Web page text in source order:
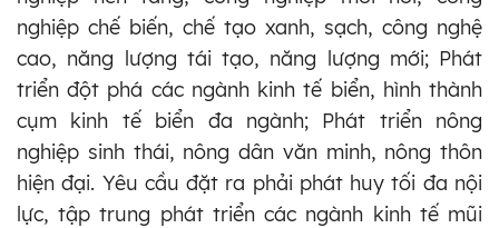
nghiệp chế biến, chế tạo xanh, sạch, công nghệ
cao, năng lượng tái tạo, năng lượng mới; Phát
triển đột phá các ngành kinh tế biển, hình thành
cụm kinh tế biển đa ngành; Phát triển nông
nghiệp sinh thái, nông dân văn minh, nông thôn
hiện đại. Yêu cầu đặt ra phải phát huy tối đa nội
lực, tập trung phát triển các ngành kinh tế mũi